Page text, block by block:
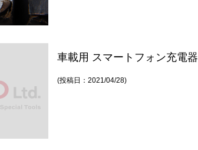
車載用 スマートフォン充電器
(投稿日：2021/04/28)